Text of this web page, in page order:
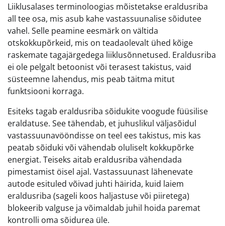
Liiklusalases terminoloogias mõistetakse eraldusriba
all tee osa, mis asub kahe vastassuunalise sõidutee
vahel. Selle peamine eesmärk on vältida
otskokkupõrkeid, mis on teadaolevalt ühed kõige
raskemate tagajärgedega liiklusõnnetused. Eraldusriba
ei ole pelgalt betoonist või terasest takistus, vaid
süsteemne lahendus, mis peab täitma mitut
funktsiooni korraga.
Esiteks tagab eraldusriba sõidukite voogude füüsilise
eraldatuse. See tähendab, et juhuslikul väljasõidul
vastassuunavööndisse on teel ees takistus, mis kas
peatab sõiduki või vähendab oluliselt kokkupõrke
energiat. Teiseks aitab eraldusriba vähendada
pimestamist öisel ajal. Vastassuunast lähenevate
autode esituled võivad juhti häirida, kuid laiem
eraldusriba (sageli koos haljastuse või piiretega)
blokeerib valguse ja võimaldab juhil hoida paremat
kontrolli oma sõidurea üle.